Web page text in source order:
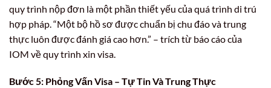
quy trình nộp đơn là một phần thiết yếu của quá trình di trú
hợp pháp. “Một bộ hồ sơ được chuẩn bị chu đáo và trung
thực luôn được đánh giá cao hơn.” – trích từ báo cáo của
IOM về quy trình xin visa.
Bước 5: Phỏng Vấn Visa – Tự Tin Và Trung Thực